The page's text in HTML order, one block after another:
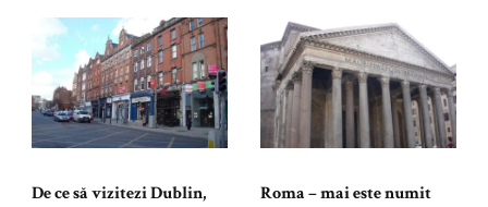
De ce să vizitezi Dublin,
Roma – mai este numit